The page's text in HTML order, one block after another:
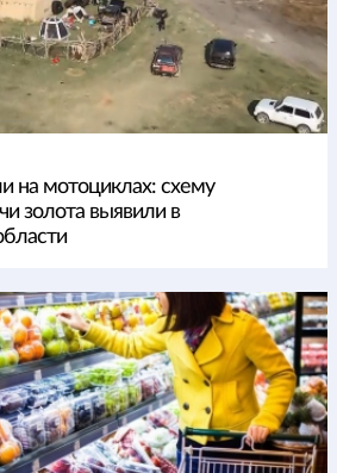
на мотоциклах: схему
золота выявили в